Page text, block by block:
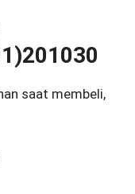
saat membeli,